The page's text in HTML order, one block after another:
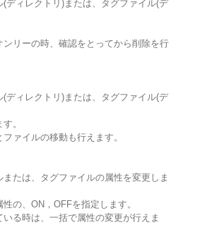
ディレクトリ)または、タグファイル(デ
ンリーの時、確認をとってから削除を行
ディレクトリ)または、タグファイル(デ
。
ァイルの移動も行えます。
たは、タグファイルの属性を変更しま
の、ON，OFFを指定します。
いる時は、一括で属性の変更が行えま